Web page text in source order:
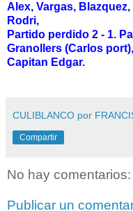
Alex, Vargas,
Rodri,
Partido perdido 2 - 1.
Granollers (Carlos
Capitan Edgar.
CULIBLANCO por
Compartir
No hay comentarios:
Publicar un